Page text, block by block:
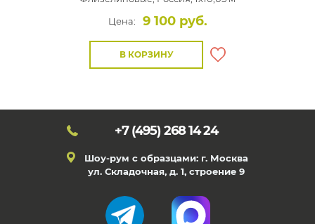
Цена:
9 100 руб.
В КОРЗИНУ
+7 (495) 268 14 24
Шоу-рум с образцами: г. Москва
ул. Складочная, д. 1, строение 9